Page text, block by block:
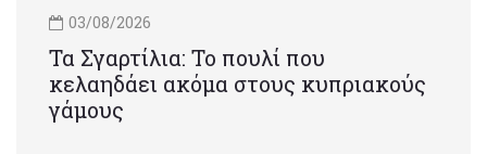
03/08/2026
Τα Σγαρτίλια: Το πουλί που
κελαηδάει ακόμα στους κυπριακούς
γάμους